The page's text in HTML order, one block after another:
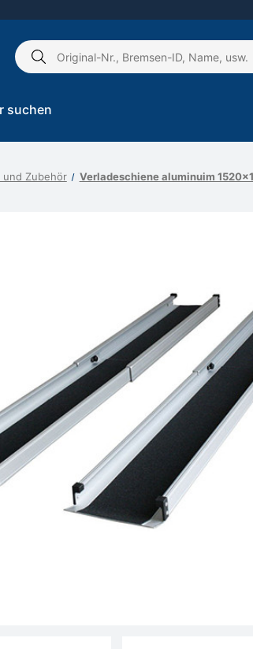
Schlagwort
suchen
und Zubehör Verladeschiene aluminuim